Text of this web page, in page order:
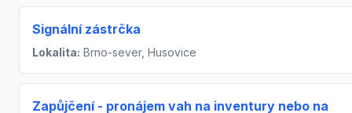
Signální zástrčka
Lokalita: Brno-sever, Husovice
Zapůjčení - pronájem vah na inventury nebo na